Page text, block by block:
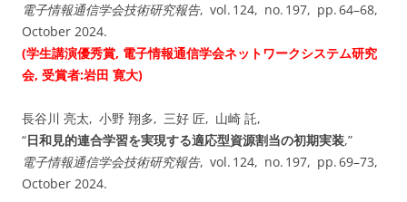
電子情報通信学会技術研究報告, vol. ⁠124, no. ⁠197, pp. 64–68,
October 2024.
(学生講演優秀賞, 電子情報通信学会ネットワークシステム研究
会, 受賞者:岩田 寛大)
長谷川 亮太, 小野 翔多, 三好 匠, 山崎 託,
“日和見的連合学習を実現する適応型資源割当の初期実装,”
電子情報通信学会技術研究報告, vol. ⁠124, no. ⁠197, pp. 69–73,
October 2024.